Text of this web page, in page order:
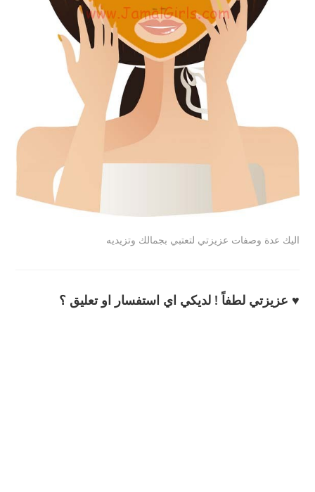
اليك عدة وصفات عزيزتي لتعتبي بجمالك وتزيديه
♥ عزيزتي لطفاً ! لديكي اي استفسار او تعليق ؟